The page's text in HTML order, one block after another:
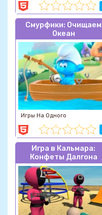
Смурфики: Очищаем
Океан
Игры На Одного
Игра в Кальмара:
Конфеты Далгона